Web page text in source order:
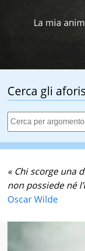
La mia
Cerca gli
« Chi scorge una
non possiede né
Oscar Wilde